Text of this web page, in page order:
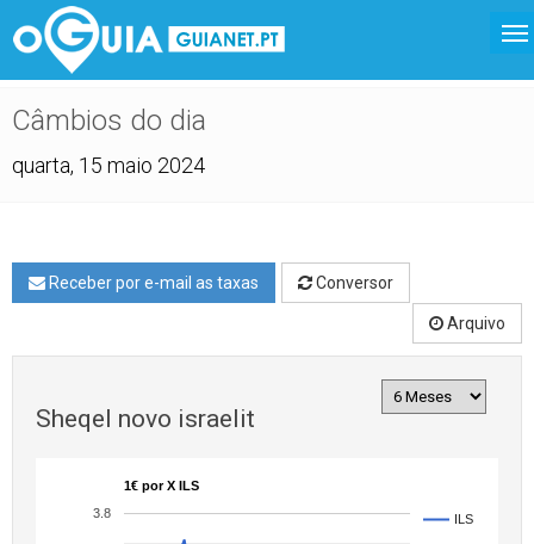
Câmbios do dia
quarta, 15 maio 2024
Receber por e-mail as taxas Conversor
Arquivo
Sheqel novo israelit
1€ por X ILS
ILS
3.8